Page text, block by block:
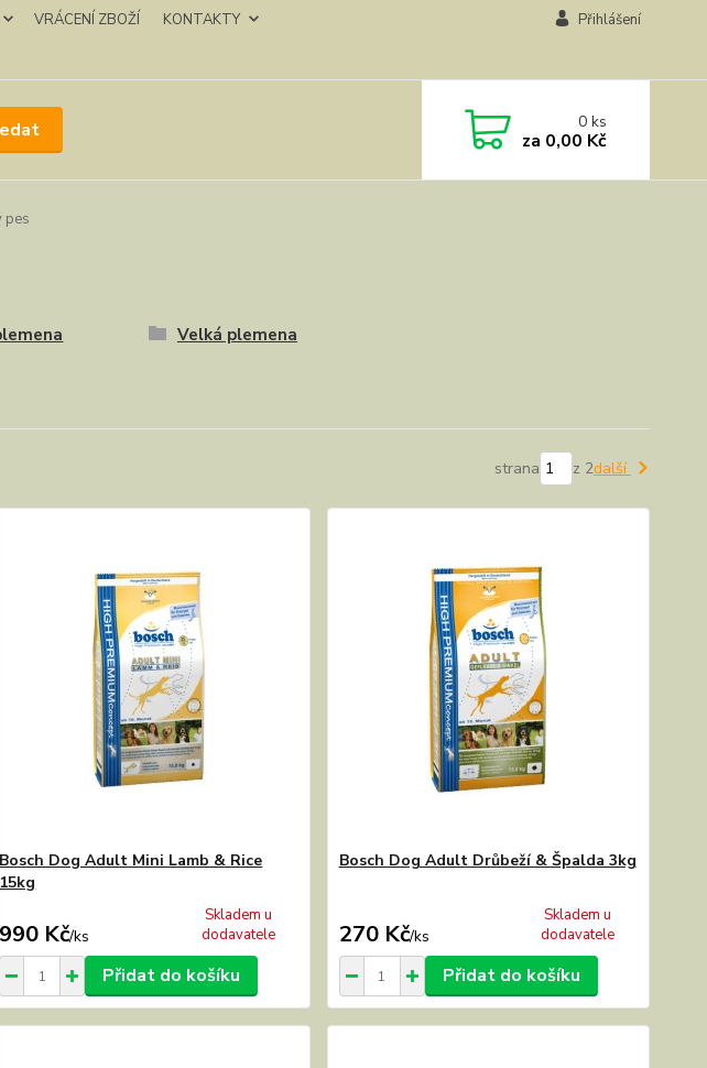
VRÁCENÍ ZBOŽÍ
KONTAKTY
Přihlášení
0ks
za 0,00 Kč
pes
Velká plemena
strana z 2další
Bosch Dog Adult Mini Lamb & Rice
15kg
990 Kč/ks
Skladem u
dodavatele
Přidat do košíku
Bosch Dog Adult Drůbeží & Špalda 3kg
270 Kč/ks
Skladem u
dodavatele
Přidat do košíku